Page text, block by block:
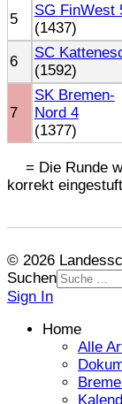
5
SG FinWest
(1437)
6
SC
(1592)
7
SK Bremen-
Nord 4
(1377)
= Die Runde
korrekt
© 2026
Suchen
Sign In
Home
Alle